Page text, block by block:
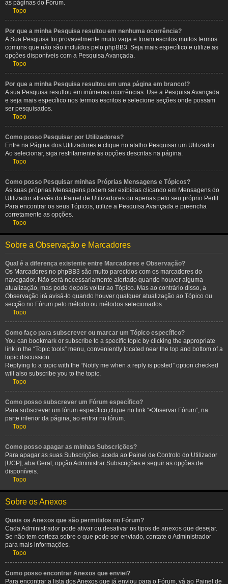
as páginas do Fórum.
Topo
Por que a minha Pesquisa resultou em nenhuma ocorrência?
A Sua Pesquisa foi provavelmente muito vaga e foram escritos muitos termos
comuns que não são incluídos pelo phpBB3. Seja mais específico e utilize as
opções disponíveis com a Pesquisa Avançada.
Topo
Por que a minha Pesquisa resultou em uma página em branco!?
A sua Pesquisa resultou em inúmeras ocorrências. Use a Pesquisa Avançada
e seja mais específico nos termos escritos e selecione seções onde possam
ser pesquisados.
Topo
Como posso Pesquisar por Utilizadores?
Entre na Página dos Utilizadores e clique no atalho Pesquisar um Utilizador.
Ao selecionar, siga restritamente às opções descritas na página.
Topo
Como posso Pesquisar minhas Próprias Mensagens e Tópicos?
As suas próprias Mensagens podem ser exibidas clicando em Mensagens do
Utilizador através do Painel de Utilizadores ou apenas pelo seu próprio Perfil.
Para encontrar os seus Tópicos, utilize a Pesquisa Avançada e preencha
corretamente as opções.
Topo
Sobre a Observação e Marcadores
Qual é a diferença existente entre Marcadores e Observação?
Os Marcadores no phpBB3 são muito parecidos com os marcadores do
navegador. Não será necessariamente alertado quando houver alguma
atualização, mas pode depois voltar ao Tópico. Mas ao contrário disso, a
Observação irá avisá-lo quando houver qualquer atualização ao Tópico ou
secção no Fórum pelo método ou métodos selecionados.
Topo
Como faço para subscrever ou marcar um Tópico específico?
You can bookmark or subscribe to a specific topic by clicking the appropriate
link in the “Topic tools” menu, conveniently located near the top and bottom of a
topic discussion.
Replying to a topic with the “Notify me when a reply is posted” option checked
will also subscribe you to the topic.
Topo
Como posso subscrever um Fórum específico?
Para subscrever um fórum específico,clique no link “•Observar Fórum”, na
parte inferior da página, ao entrar no fórum.
Topo
Como posso apagar as minhas Subscrições?
Para apagar as suas Subscrições, aceda ao Painel de Controlo do Utilizador
[UCP], aba Geral, opção Administrar Subscrições e seguir as opções de
disponíveis.
Topo
Sobre os Anexos
Quais os Anexos que são permitidos no Fórum?
Cada Administrador pode ativar ou desativar os tipos de anexos que desejar.
Se não tem certeza sobre o que pode ser enviado, contate o Administrador
para mais informações.
Topo
Como posso encontrar Anexos que enviei?
Para encontrar a lista dos Anexos que já enviou para o Fórum, vá ao Painel de